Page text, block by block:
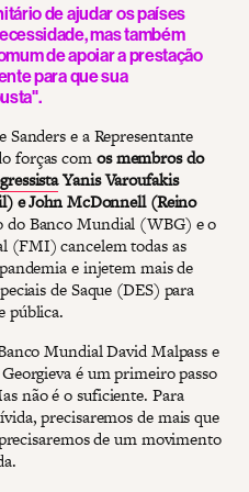
de ajudar os países
mas também
de apoiar a prestação
para que sua
e a Representante
forças comos membros do
Yanis Varoufakis
e John McDonnell (Reino
Banco Mundial (WBG) e o
(FMI) cancelem todas as
e injetem mais de
de Saque (DES) para
pública.
Mundial David Malpass e
é um primeiro passo
não é o suficiente. Para
precisaremos de mais que
de um movimento